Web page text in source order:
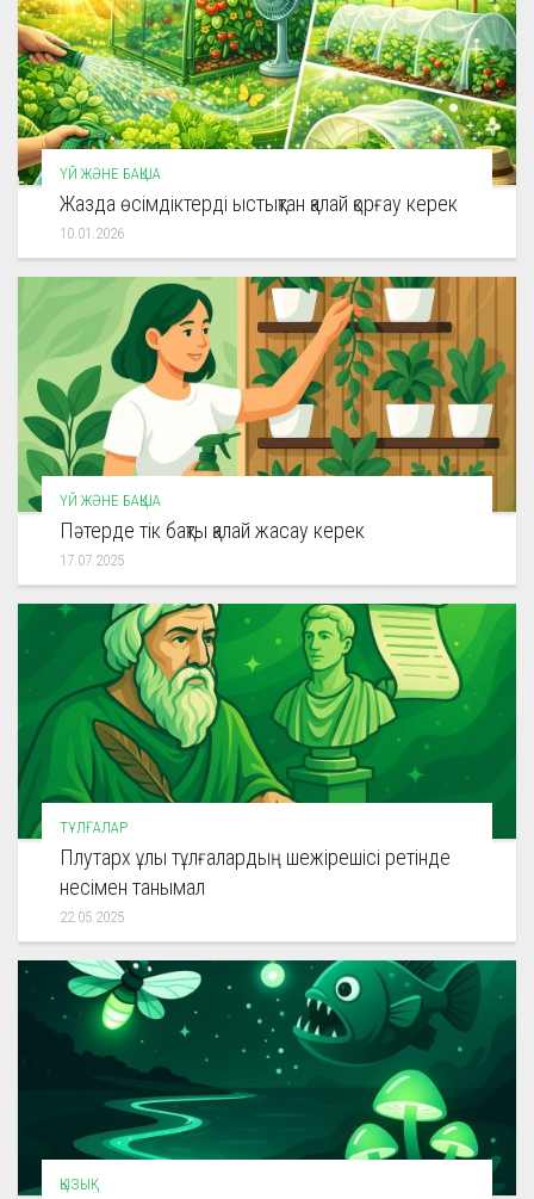
ҮЙ ЖӘНЕ БАҚША
Жазда өсімдіктерді ыстықтан қалай қорғау керек
10.01.2026
ҮЙ ЖӘНЕ БАҚША
Пәтерде тік бақты қалай жасау керек
17.07.2025
ТҰЛҒАЛАР
Плутарх ұлы тұлғалардың шежірешісі ретінде
несімен танымал
22.05.2025
ҚЫЗЫҚ